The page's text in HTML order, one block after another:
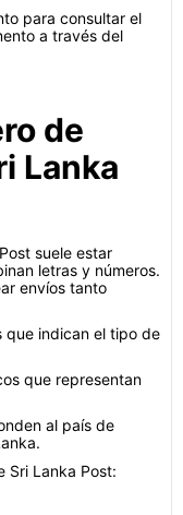
para consultar el
a través del
de
Lanka
suele estar
letras y números.
envíos tanto
que indican el tipo de
que representan
al país de
Sri Lanka Post: